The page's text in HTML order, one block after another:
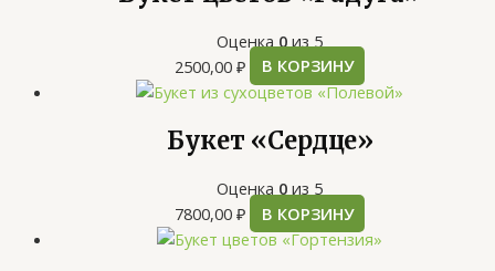
Оценка 0 из 5
2500,00 ₽ В КОРЗИНУ
Букет «Сердце»
Оценка 0 из 5
7800,00 ₽ В КОРЗИНУ